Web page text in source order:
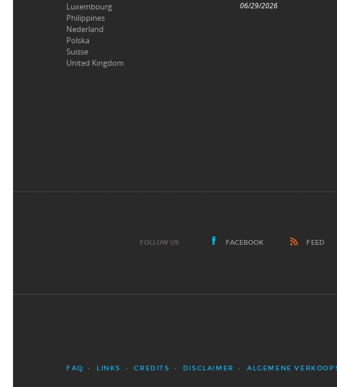
Luxembourg
Philippines
Nederland
Polska
Suisse
United Kingdom
06/29/2026
FOLLOW US FACEBOOK FEED
FAQ LINKS CREDITS DISCLAIMER ALGEMENE